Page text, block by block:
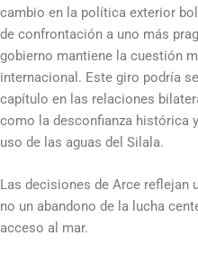
cambio en la política exterior
de confrontación a uno más
gobierno mantiene la cuestión
internacional. Este giro podría
capítulo en las relaciones
como la desconfianza histórica
uso de las aguas del Silala.
Las decisiones de Arce reflejan
no un abandono de la lucha
acceso al mar.